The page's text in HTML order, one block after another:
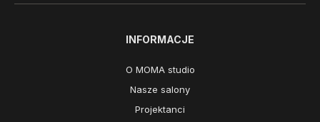
INFORMACJE
O MOMA studio
Nasze salony
Projektanci